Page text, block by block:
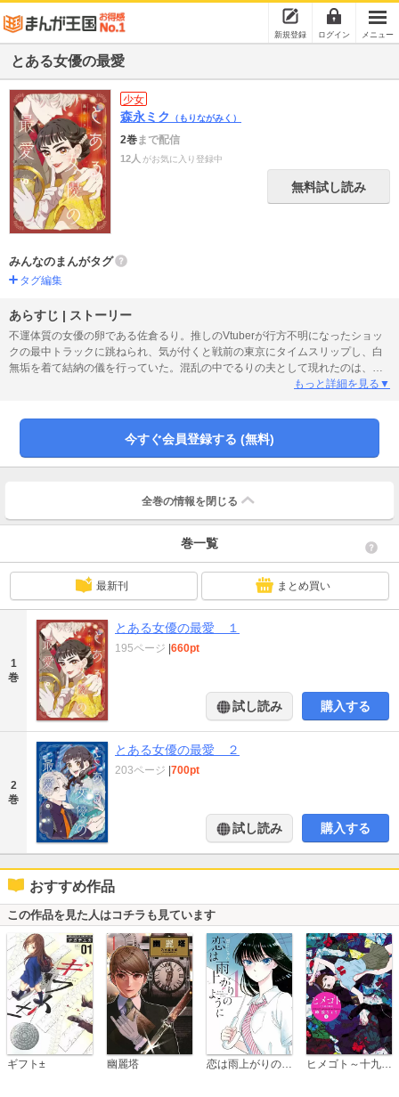
新規登録 ログイン メニュー
とある女優の最愛
少女
森永ミク （もりながみく）
2巻まで配信
12人 がお気に入り登録中
無料試し読み
みんなのまんがタグ
タグ編集
あらすじ | ストーリー
不運体質の女優の卵である佐倉るり。推しのVtuberが行方不明になったショッ
クの最中トラックに跳ねられ、気が付くと戦前の東京にタイムスリップし、白
無垢を着て結納の儀を行っていた。混乱の中でるりの夫として現れたのは、な
んと行方不明である推しのVtuber・佐久良メープル。元の時代に戻るべく、る
もっと詳細を見る▼
今すぐ会員登録する (無料)
全巻の情報を 閉じる
巻一覧
最新刊 まとめ買い
1
巻
とある女優の最愛 １
195ページ |660pt
試し読み 購入する
2
巻
とある女優の最愛 ２
203ページ |700pt
試し読み 購入する
おすすめ作品
この作品を見た人はコチラも見ています
ギフト± 幽麗塔 ヒメゴト～十九歳の制服～